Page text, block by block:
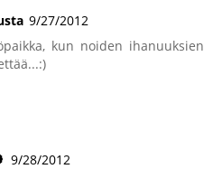
9/27/2012
kun noiden ihanuuksien
9/28/2012